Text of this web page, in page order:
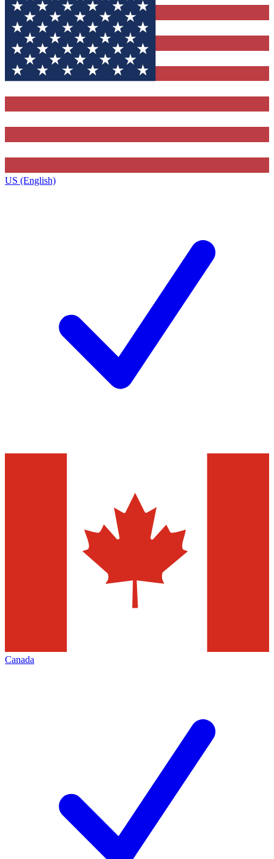
US (English)
Canada